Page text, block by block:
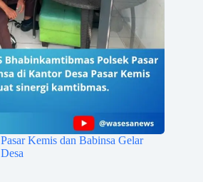
Kemis dan Babinsa Gelar